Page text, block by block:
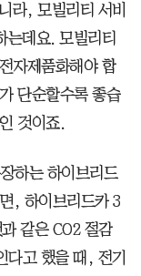
라, 모빌리티 서비
는데요. 모빌리티
자제품화해야 합
단순할수록 좋습
것이죠.
하는 하이브리드
, 하이브리드카 3
같은 CO2 절감
다고 했을 때, 전기